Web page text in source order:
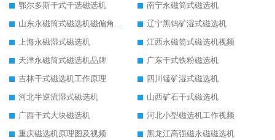
鄂尔多斯干式干选磁选机
南宁永磁筒式磁选机
山东永磁筒式磁选机磁偏角怎么调整
辽宁黑钨矿湿式磁选机
上海永磁湿式磁选机
江西永磁筒式磁选机视频
天津永磁筒式磁选机品牌
广东干式铁粉磁选机
吉林干式磁选机工作原理
四川锰矿湿式磁选机
河北半逆流湿式磁选机
山西矿石干式磁选机
广西干式大块磁选机
河北小型磁选机工作视频
重庆磁选机原理图及视频
黑龙江高强磁永磁磁选机